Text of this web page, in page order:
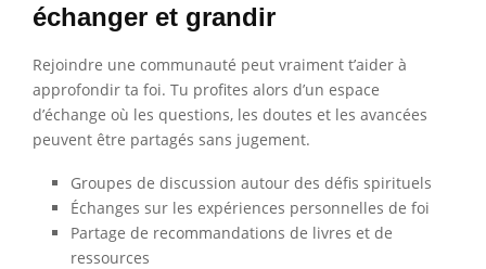
échanger et grandir
Rejoindre une communauté peut vraiment t’aider à
approfondir ta foi. Tu profites alors d’un espace
d’échange où les questions, les doutes et les avancées
peuvent être partagés sans jugement.
Groupes de discussion autour des défis spirituels
Échanges sur les expériences personnelles de foi
Partage de recommandations de livres et de
ressources